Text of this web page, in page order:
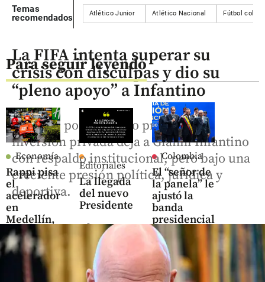
Temas
recomendados
Atlético Junior Atlético Nacional Fútbol
Para seguir leyendo
Economía
Rappi pisa
el
acelerador
en
Medellín,
ya suma
400.000
pedidos
semanales
Editoriales
La llegada
del nuevo
Presidente
share
Colombia
El “señor de
la panela” le
ajustó la
banda
presidencial
a Abelardo
de la
Espriella en
la posesión
La FIFA intenta superar su
crisis con disculpas y dio su
“pleno apoyo” a Infantino
La crisis por el fallido proyecto de
inversión privada deja a Gianni Infantino
con respaldo institucional, pero bajo una
creciente presión política, jurídica y
deportiva.